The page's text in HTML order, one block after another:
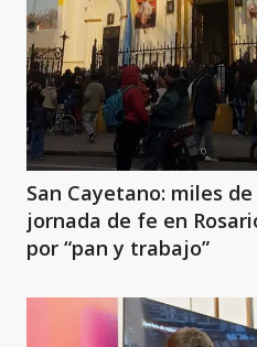
San Cayetano: miles
jornada de fe en
por “pan y trabajo”